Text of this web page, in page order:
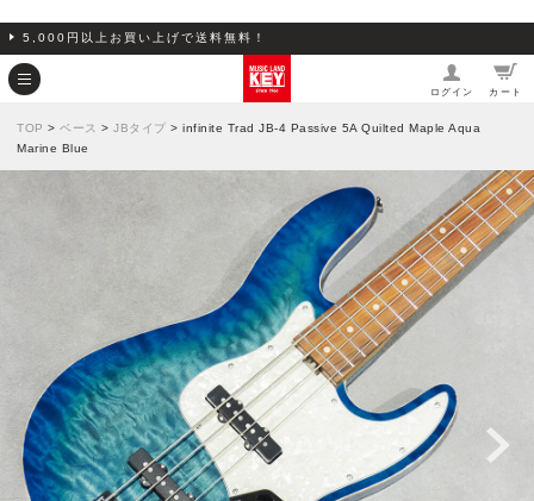
5,000円以上お買い上げで送料無料！
ログイン カート
TOP > ベース > JBタイプ > infinite Trad JB-4 Passive 5A Quilted Maple Aqua
Marine Blue